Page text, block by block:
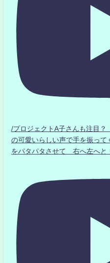
/プロジェクトA子さんも注
の可愛いらしい声で手を振っ
をパタパタさせて 右へ左へと